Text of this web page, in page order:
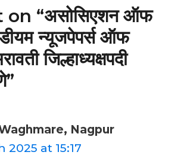
“असोसिएशन ऑफ
न्यूजपेपर्स ऑफ
जिल्हाध्यक्षपदी
Nagpur
2025 at 15:17